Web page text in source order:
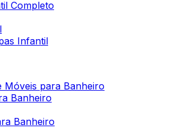
Completo
Infantil
Móveis para Banheiro
Banheiro
Banheiro